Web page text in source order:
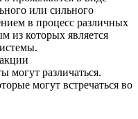
или сильного
в процесс различных
из которых является
могут различаться.
могут встречаться во